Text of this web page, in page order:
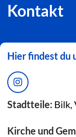
Kontakt
Hier findest du
Stadtteile: Bilk,
Kirche und